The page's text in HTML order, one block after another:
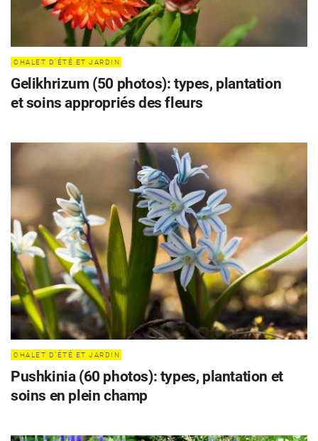
Gelikhrizum (50 photos): types, plantation
et soins appropriés des fleurs
CHALET D'ÉTÉ ET JARDIN
Pushkinia (60 photos): types, plantation et
soins en plein champ
CHALET D'ÉTÉ ET JARDIN